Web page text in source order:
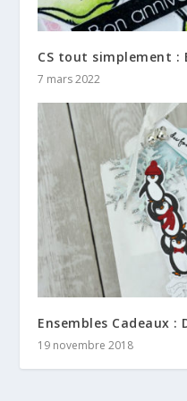
CS tout simplement :
7 mars 2022
Ensembles Cadeaux :
19 novembre 2018